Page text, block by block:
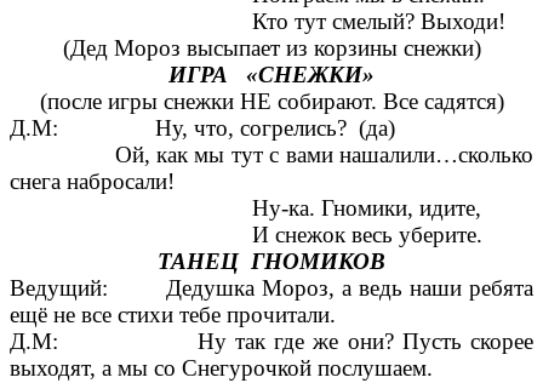
Кто тут смелый? Выходи!
(Дед Мороз высыпает из корзины снежки)
ИГРА «СНЕЖКИ»
(после игры снежки НЕ собирают. Все садятся)
Д.М: Ну, что, согрелись? (да)
Ой, как мы тут с вами нашалили…сколько
снега набросали!
Ну-ка. Гномики, идите,
И снежок весь уберите.
ТАНЕЦ ГНОМИКОВ
Ведущий: Дедушка Мороз, а ведь наши ребята
ещё не все стихи тебе прочитали.
Д.М: Ну так где же они? Пусть скорее
выходят, а мы со Снегурочкой послушаем.